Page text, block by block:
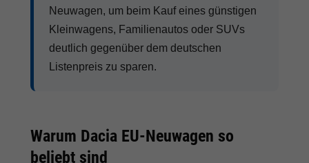
Neuwagen, um beim Kauf eines günstigen
Kleinwagens, Familienautos oder SUVs
deutlich gegenüber dem deutschen
Listenpreis zu sparen.
Warum Dacia EU-Neuwagen so
beliebt sind